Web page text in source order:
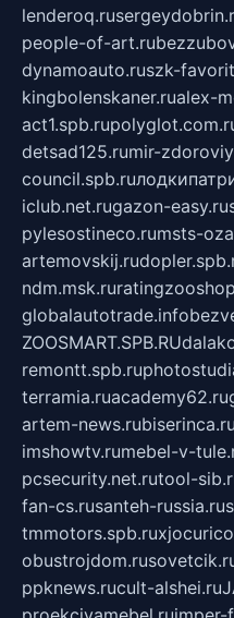
lenderoq.ru
people-of-art.ru
dynamoauto.ruszk-
kingbolenskaner.rualex-
act1.spb.ru
detsad125.rumir-
council.spb.ru
iclub.net.rugazon-easy.ru
pylesostineco.rumsts-
artemovskij.ru
ndm.msk.ru
globalautotrade.info
ZOOSMART.SPB.RU
remontt.spb.ru
terramia.ruacademy62.ru
artem-news.rubiserinca.ru
imshowtv.rumebel-v-
pcsecurity.net.rutool-
fan-cs.rusanteh-russia.ru
tmmotors.spb.ru
obustrojdom.ru
ppknews.rucult-alshei.ru